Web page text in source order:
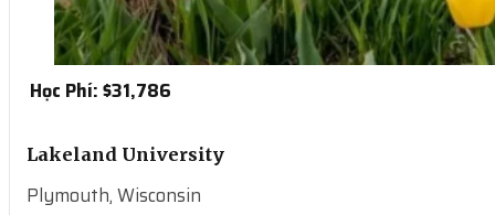
Học Phí: $31,786
Lakeland University
Plymouth, Wisconsin